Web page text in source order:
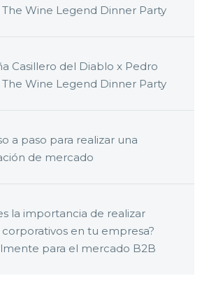
The Wine Legend Dinner Party
Casillero del Diablo x Pedro
The Wine Legend Dinner Party
a paso para realizar una
de mercado
la importancia de realizar
en tu empresa?
para el mercado B2B